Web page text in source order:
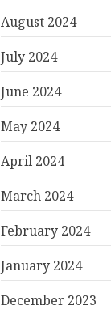
August 2024
July 2024
June 2024
May 2024
April 2024
March 2024
February 2024
January 2024
December 2023